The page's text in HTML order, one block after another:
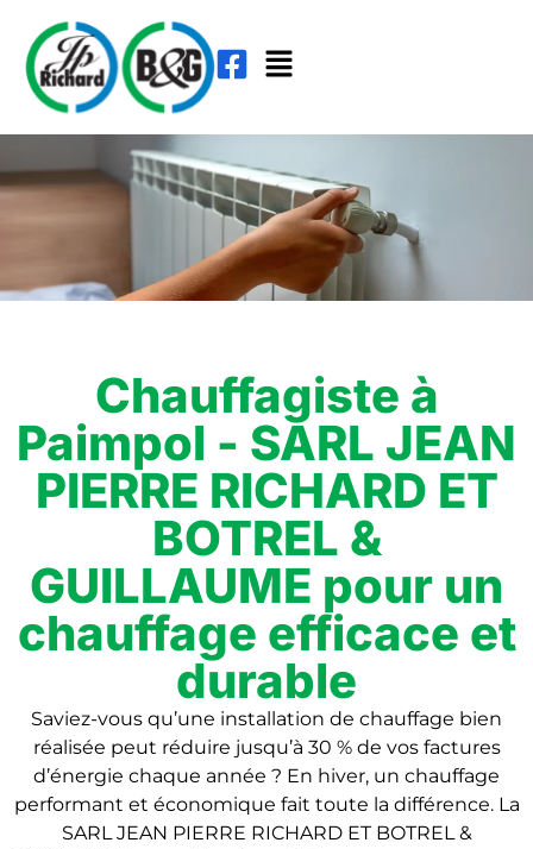
Chauffagiste à
Paimpol - SARL JEAN
PIERRE RICHARD ET
BOTREL &
GUILLAUME pour un
chauffage efficace et
durable
Saviez-vous qu’une installation de chauffage bien
réalisée peut réduire jusqu’à 30 % de vos factures
d’énergie chaque année ? En hiver, un chauffage
performant et économique fait toute la différence. La
SARL JEAN PIERRE RICHARD ET BOTREL &